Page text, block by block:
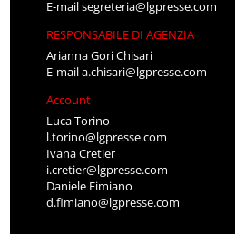
E-mailsegreteria@lgpresse.com
RESPONSABILE DI AGENZIA
Arianna Gori Chisari
E-maila.chisari@lgpresse.com
Account
Luca Torino
l.torino@lgpresse.com
Ivana Cretier
i.cretier@lgpresse.com
Daniele Fimiano
d.fimiano@lgpresse.com